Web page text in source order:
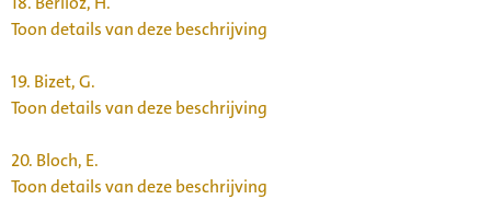
Toon details van deze beschrijving
19. Bizet, G.
Toon details van deze beschrijving
20. Bloch, E.
Toon details van deze beschrijving